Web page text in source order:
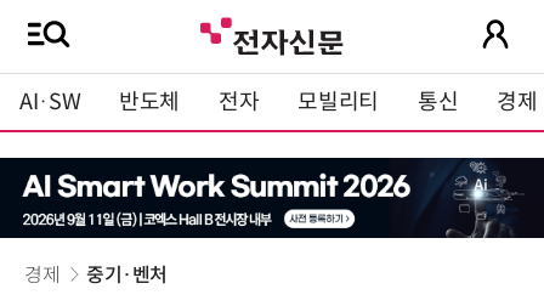
AI·SW 반도체 전자 모빌리티 통신 경제
경제 중기·벤처